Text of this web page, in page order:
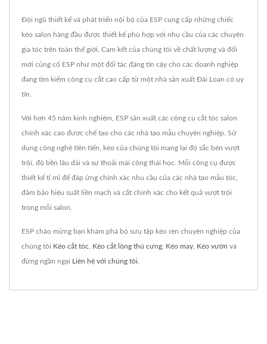
Đội ngũ thiết kế và phát triển nội bộ của ESP cung cấp những chiếc
kéo salon hàng đầu được thiết kế phù hợp với nhu cầu của các chuyên
gia tóc trên toàn thế giới. Cam kết của chúng tôi về chất lượng và đổi
mới củng cố ESP như một đối tác đáng tin cậy cho các doanh nghiệp
đang tìm kiếm công cụ cắt cao cấp từ một nhà sản xuất Đài Loan có uy
tín.
Với hơn 45 năm kinh nghiệm, ESP sản xuất các công cụ cắt tóc salon
chính xác cao được chế tạo cho các nhà tạo mẫu chuyên nghiệp. Sử
dụng công nghệ tiên tiến, kéo của chúng tôi mang lại độ sắc bén vượt
trội, độ bền lâu dài và sự thoải mái công thái học. Mỗi công cụ được
thiết kế tỉ mỉ để đáp ứng chính xác nhu cầu của các nhà tạo mẫu tóc,
đảm bảo hiệu suất liền mạch và cắt chính xác cho kết quả vượt trội
trong mỗi salon.
ESP chào mừng bạn khám phá bộ sưu tập kéo rèn chuyên nghiệp của
chúng tôi Kéo cắt tóc Kéo cắt lông thú cưng Kéo may Kéo vườn và
đừng ngần ngại Liên hệ với chúng tôi